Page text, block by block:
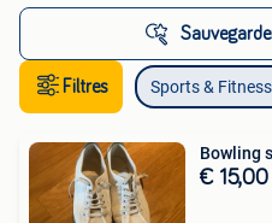
Filtres Sports & Fitness
Bowling
€ 15,00